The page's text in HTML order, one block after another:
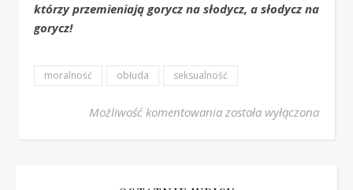
którzy przemieniają gorycz na słodycz, a słodycz na
gorycz!
moralność obłuda seksualność
Możliwość komentowania Zło nazywać złem
została wyłączona